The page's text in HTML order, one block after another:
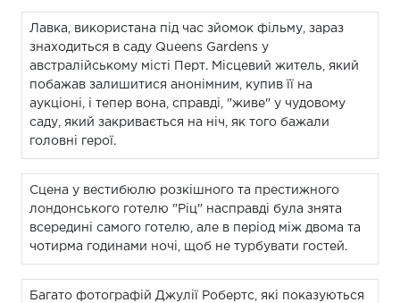
Лавка, використана під час зйомок фільму, зараз
знаходиться в саду Queens Gardens у
австралійському місті Перт. Місцевий житель, який
побажав залишитися анонімним, купив її на
аукціоні, і тепер вона, справді, "живе" у чудовому
саду, який закривається на ніч, як того бажали
головні герої.
Сцена у вестибюлю розкішного та престижного
лондонського готелю "Ріц" насправді була знята
всередині самого готелю, але в період між двома та
чотирма годинами ночі, щоб не турбувати гостей.
Багато фотографій Джулії Робертс, які показуються